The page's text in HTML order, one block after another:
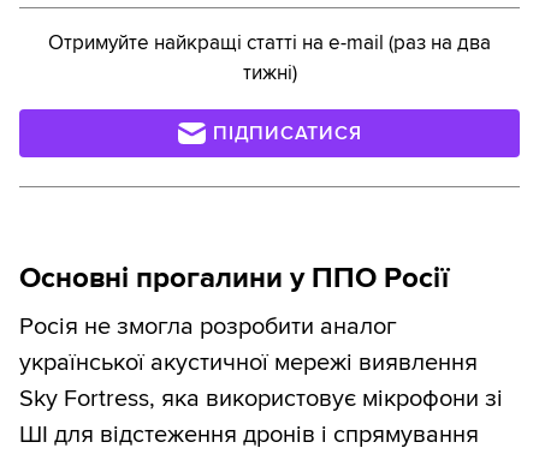
Отримуйте найкращі статті на e-mail (раз на два
тижні)
ПІДПИСАТИСЯ
Основні прогалини у ППО Росії
Росія не змогла розробити аналог
української акустичної мережі виявлення
Sky Fortress, яка використовує мікрофони зі
ШІ для відстеження дронів і спрямування